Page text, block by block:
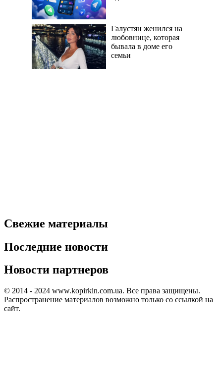
Галустян женился на
любовнице, которая
бывала в доме его
семьи
Свежие материалы
Последние новости
Новости партнеров
© 2014 - 2024 www.kopirkin.com.ua. Все права защищены.
Распространение материалов возможно только со ссылкой на
сайт.